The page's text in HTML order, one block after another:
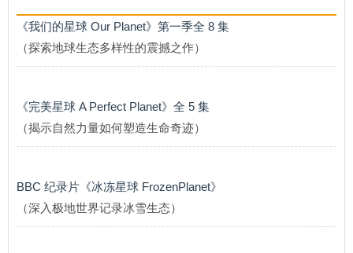
《我们的星球 Our Planet》第一季全 8 集
（探索地球生态多样性的震撼之作）
《完美星球 A Perfect Planet》全 5 集
（揭示自然力量如何塑造生命奇迹）
BBC 纪录片《冰冻星球 FrozenPlanet》
（深入极地世界记录冰雪生态）